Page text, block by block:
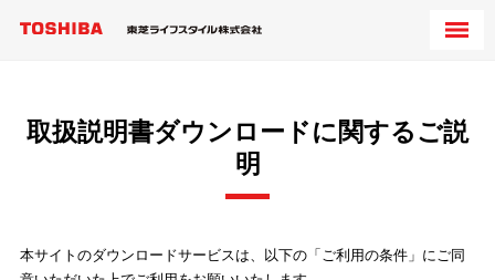
取扱説明書ダウンロードに関するご説
明
本サイトのダウンロードサービスは、以下の「ご利用の条件」にご同